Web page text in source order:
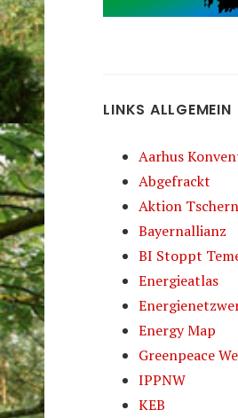
LINKS ALLGEMEIN
Aarhus
Abgefrackt
Aktion
Bayernallianz
BI Stoppt
Energieatlas
Energy Map
Greenpeace
IPPNW
KEB